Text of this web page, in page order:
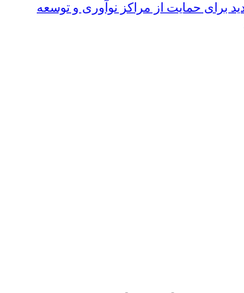
برای حمایت از مراکز نوآوری و توسعه